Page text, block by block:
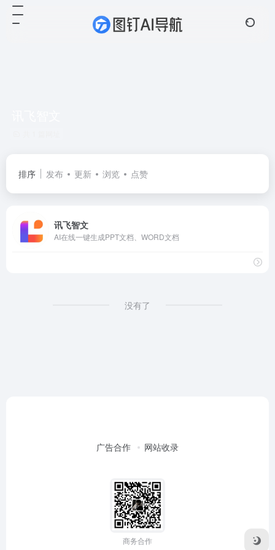
排序 发布 更新 浏览 点赞
讯飞智文
AI在线一键生成PPT文档、WORD文档
没有了
广告合作 网站收录
商务合作